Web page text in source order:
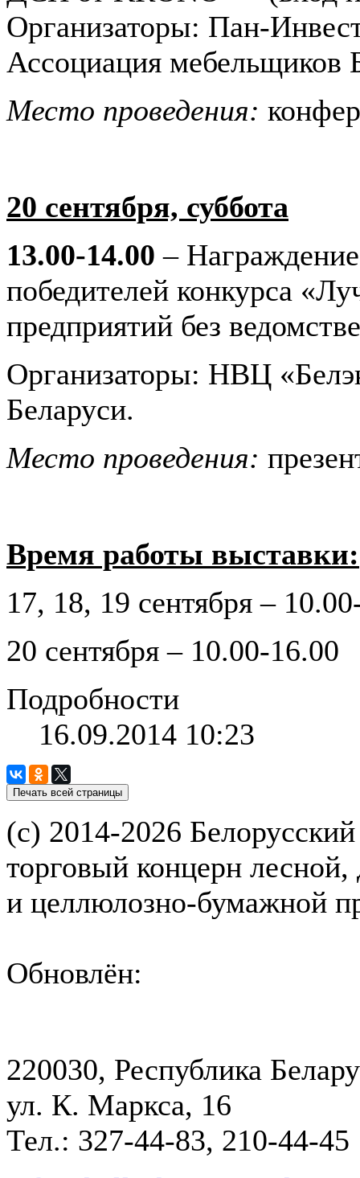
Организаторы: Пан-
Ассоциация мебельщиков
Место проведения:
20 сентября, суббота
13.00-14.00 –
победителей конкурса
предприятий без
Организаторы: НВЦ
Беларуси.
Место проведения:
Время работы выставки:
17, 18, 19 сентября –
20 сентября – 10.00-16.00
Подробности
16.09.2014 10:23
(с) 2014-2026
торговый концерн
и целлюлозно-бумажной
Обновлён:
220030, Республика
ул. К. Маркса, 16
Тел.: 327-44-83, 210-44-45